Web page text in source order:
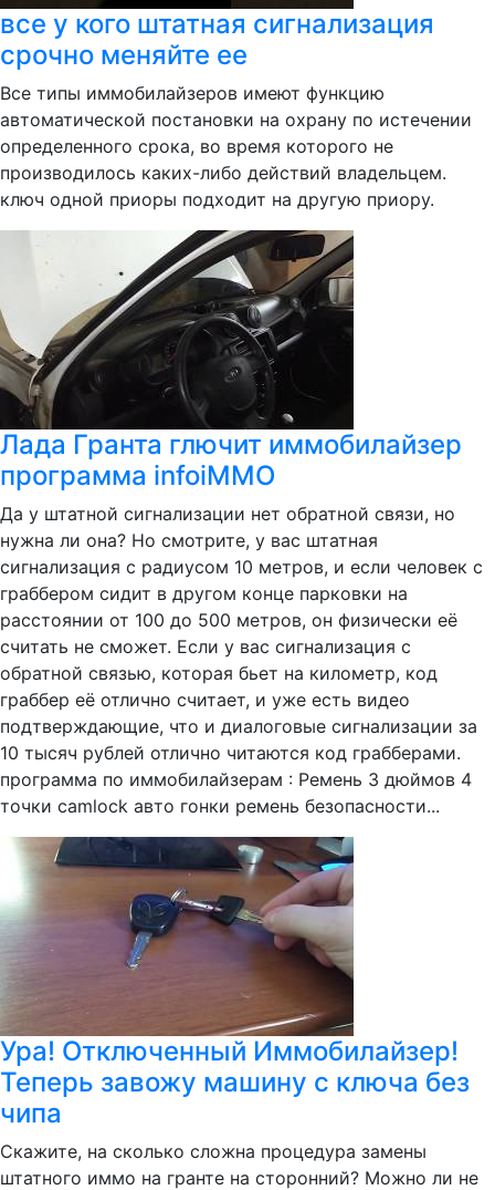
все у кого штатная сигнализация
срочно меняйте ее
Все типы иммобилайзеров имеют функцию
автоматической постановки на охрану по истечении
определенного срока, во время которого не
производилось каких-либо действий владельцем.
ключ одной приоры подходит на другую приору.
Лада Гранта глючит иммобилайзер
программа infoiMMO
Да у штатной сигнализации нет обратной связи, но
нужна ли она? Но смотрите, у вас штатная
сигнализация с радиусом 10 метров, и если человек с
граббером сидит в другом конце парковки на
расстоянии от 100 до 500 метров, он физически её
считать не сможет. Если у вас сигнализация с
обратной связью, которая бьет на километр, код
граббер её отлично считает, и уже есть видео
подтверждающие, что и диалоговые сигнализации за
10 тысяч рублей отлично читаются код грабберами.
программа по иммобилайзерам : Ремень 3 дюймов 4
точки camlock авто гонки ремень безопасности...
Ура! Отключенный Иммобилайзер!
Теперь завожу машину с ключа без
чипа
Скажите, на сколько сложна процедура замены
штатного иммо на гранте на сторонний? Можно ли не